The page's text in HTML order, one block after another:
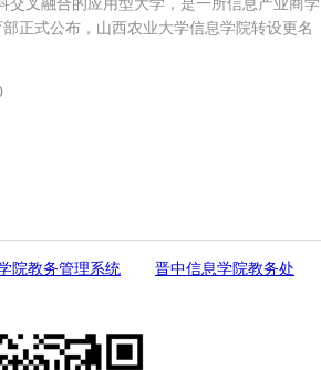
正式公布，山西农业大学信息学院转设更名
院教务管理系统 晋中信息学院教务处